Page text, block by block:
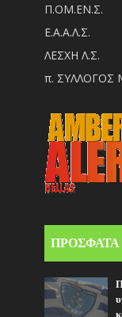
Π.ΟM.EN.Σ.
Ε.Α.Α.Λ.Σ.
ΛΕΣΧΗ Λ.Σ.
π. ΣΥΛΛΟΓΟΣ
ΠΡΟΣΦΑΤΑ